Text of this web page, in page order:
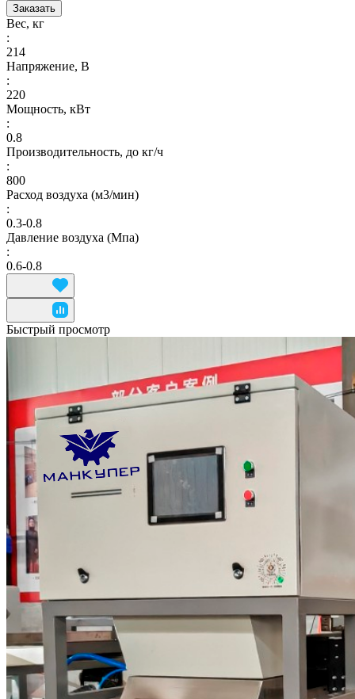
Заказать
Вес, кг
:
214
Напряжение, В
:
220
Мощность, кВт
:
0.8
Производительность, до кг/ч
:
800
Расход воздуха (м3/мин)
:
0.3-0.8
Давление воздуха (Мпа)
:
0.6-0.8
Быстрый просмотр